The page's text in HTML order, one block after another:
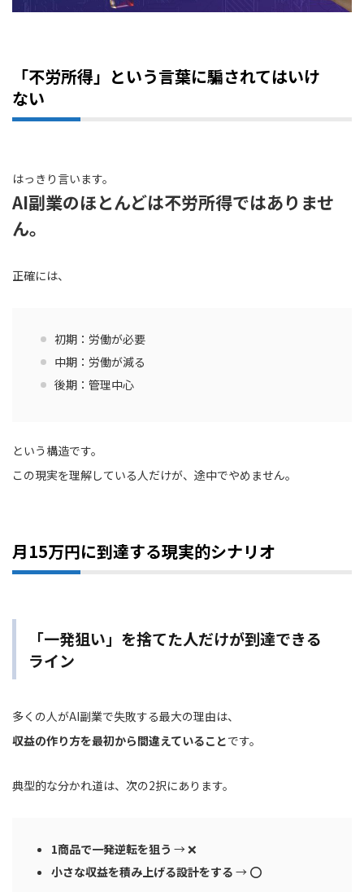
「不労所得」という言葉に騙されてはいけ
ない
はっきり言います。
AI副業のほとんどは不労所得ではありませ
ん。
正確には、
初期：労働が必要
中期：労働が減る
後期：管理中心
という構造です。
この現実を理解している人だけが、途中でやめません。
月15万円に到達する現実的シナリオ
「一発狙い」を捨てた人だけが到達できる
ライン
多くの人がAI副業で失敗する最大の理由は、
収益の作り方を最初から間違えていることです。
典型的な分かれ道は、次の2択にあります。
1商品で一発逆転を狙う → ❌
小さな収益を積み上げる設計をする → ⭕